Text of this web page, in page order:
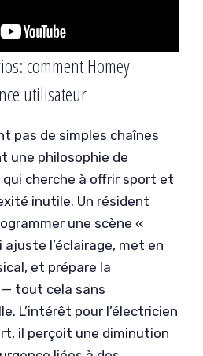
comment Homey
utilisateur
pas de simples chaînes
une philosophie de
cherche à offrir sport et
inutile. Un résident
une scène «
l’éclairage, met en
et prépare la
tout cela sans
L’intérêt pour l’électricien
il perçoit une diminution